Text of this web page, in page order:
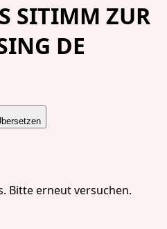
SITIMM ZUR
DE
Bitte erneut versuchen.